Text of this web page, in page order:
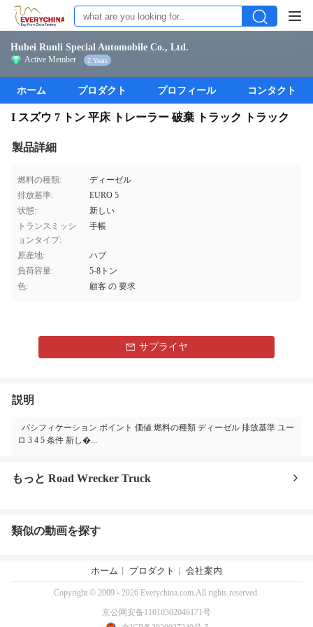
Hubei Runli Special Automobile Co., Ltd.
Active Member 2 Years
ホーム プロダクト プロフィール コンタクト
I スズウ 7 トン 平床 トレーラー 破棄 トラック トラック
製品詳細
燃料の種類:
ディーゼル
排放基準:
EURO 5
状態:
新しい
トランスミッシ
ョンタイプ:
手帳
原産地:
ハブ
負荷容量:
5-8トン
色:
顧客 の 要求
サプライヤ
説明
パシフィケーション ポイント 価値 燃料の種類 ディーゼル 排放基準 ユー
ロ 3 4 5 条件 新し�...
もっと Road Wrecker Truck
類似の動画を探す
ホーム プロダクト 会社案内
Copyright © 2009 - 2026 Everychina.com.All rights reserved.
京公网安备11010502046171号